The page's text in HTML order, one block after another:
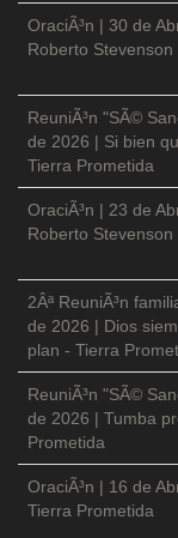
OraciÃ³n | 30 de
Roberto Stevenson
ReuniÃ³n "SÃ©
de 2026 | Si bien
Tierra Prometida
OraciÃ³n | 23 de
Roberto Stevenson
2Âª ReuniÃ³n
de 2026 | Dios
plan - Tierra
ReuniÃ³n "SÃ©
de 2026 | Tumba
Prometida
OraciÃ³n | 16 de
Tierra Prometida